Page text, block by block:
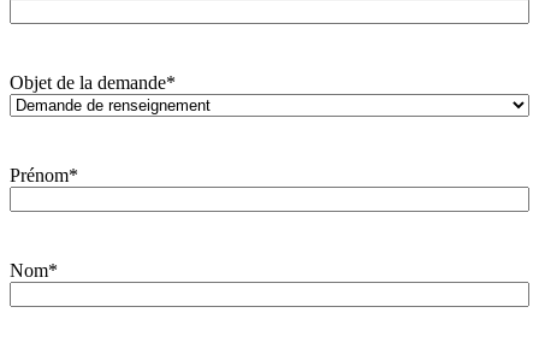
Objet de la demande*
Prénom*
Nom*